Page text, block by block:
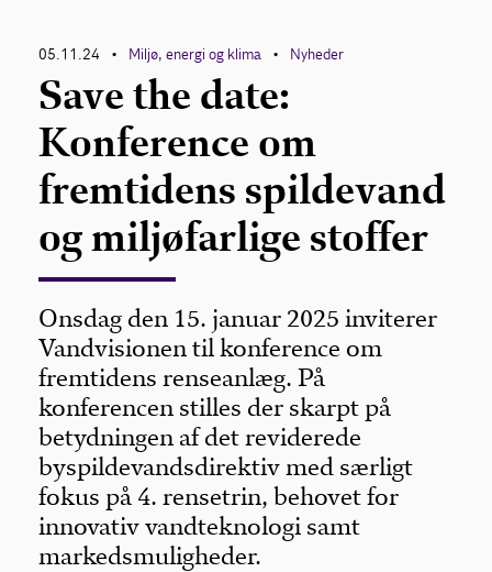
05.11.24 • Miljø, energi og klima • Nyheder
Save the date:
Konference om
fremtidens spildevand
og miljøfarlige stoffer
Onsdag den 15. januar 2025 inviterer
Vandvisionen til konference om
fremtidens renseanlæg. På
konferencen stilles der skarpt på
betydningen af det reviderede
byspildevandsdirektiv med særligt
fokus på 4. rensetrin, behovet for
innovativ vandteknologi samt
markedsmuligheder.